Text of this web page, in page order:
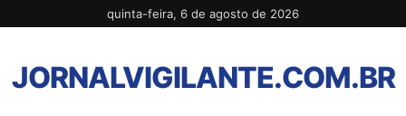
para
conteúdo
quinta-feira, 6 de agosto de 2026
JORNALVIGILANTE.COM.BR